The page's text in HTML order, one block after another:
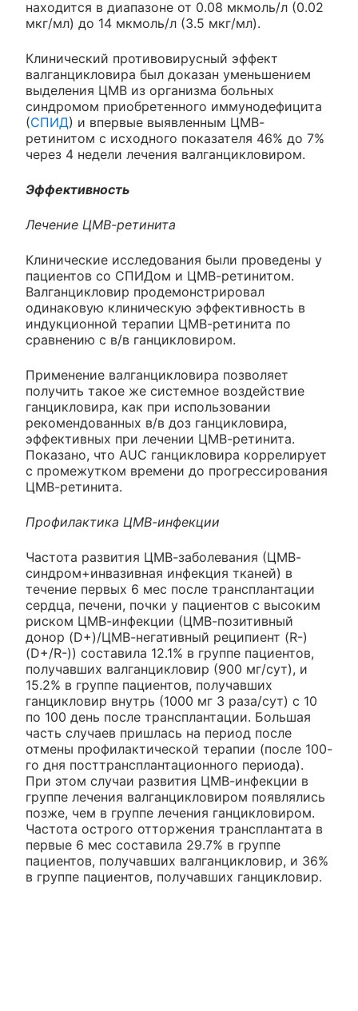
находится в диапазоне от 0.08 мкмоль/л (0.02
мкг/мл) до 14 мкмоль/л (3.5 мкг/мл).
Клинический противовирусный эффект
валганцикловира был доказан уменьшением
выделения ЦМВ из организма больных
синдромом приобретенного иммунодефицита
(СПИД) и впервые выявленным ЦМВ-
ретинитом с исходного показателя 46% до 7%
через 4 недели лечения валганцикловиром.
Эффективность
Лечение ЦМВ-ретинита
Клинические исследования были проведены у
пациентов со СПИДом и ЦМВ-ретинитом.
Валганцикловир продемонстрировал
одинаковую клиническую эффективность в
индукционной терапии ЦМВ-ретинита по
сравнению с в/в ганцикловиром.
Применение валганцикловира позволяет
получить такое же системное воздействие
ганцикловира, как при использовании
рекомендованных в/в доз ганцикловира,
эффективных при лечении ЦМВ-ретинита.
Показано, что AUC ганцикловира коррелирует
с промежутком времени до прогрессирования
ЦМВ-ретинита.
Профилактика ЦМВ-инфекции
Частота развития ЦМВ-заболевания (ЦМВ-
синдром+инвазивная инфекция тканей) в
течение первых 6 мес после трансплантации
сердца, печени, почки у пациентов с высоким
риском ЦМВ-инфекции (ЦМВ-позитивный
донор (D+)/ЦМВ-негативный реципиент (R-)
(D+/R-)) составила 12.1% в группе пациентов,
получавших валганцикловир (900 мг/сут), и
15.2% в группе пациентов, получавших
ганцикловир внутрь (1000 мг 3 раза/сут) с 10
по 100 день после трансплантации. Большая
часть случаев пришлась на период после
отмены профилактической терапии (после 100-
го дня посттрансплантационного периода).
При этом случаи развития ЦМВ-инфекции в
группе лечения валганцикловиром появлялись
позже, чем в группе лечения ганцикловиром.
Частота острого отторжения трансплантата в
первые 6 мес составила 29.7% в группе
пациентов, получавших валганцикловир, и 36%
в группе пациентов, получавших ганцикловир.